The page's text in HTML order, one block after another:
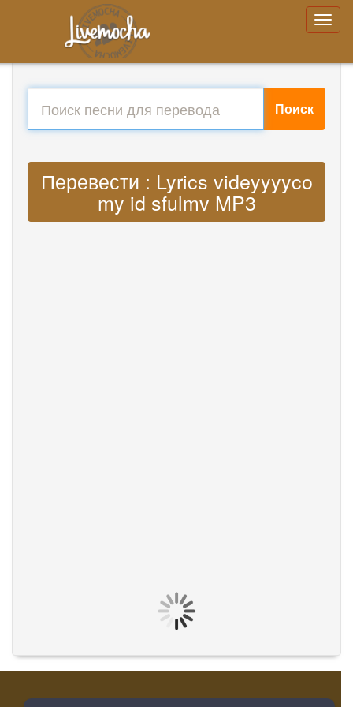
Поиск
Перевести : Lyrics videyyyyco
my id sfulmv MP3